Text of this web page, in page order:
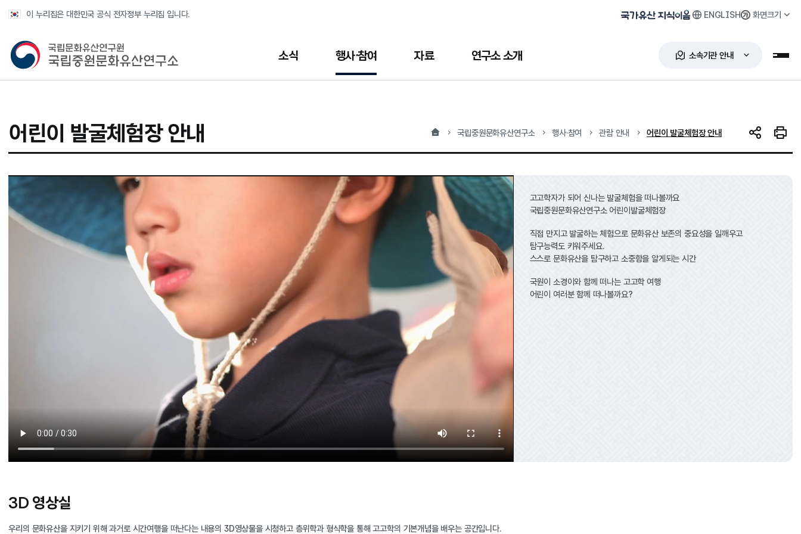
이 누리집은 대한민국 공식 전자정부 누리집 입니다.
국가유산 지식이음 ENGLISH 화면크기
국가유산청 국립중원문화유산연구소 소식 행사·참여 자료 연구소 소개 소속기관 안내 누리
어린이 발굴체험장 안내 홈 국립중원문화유산연구소 행사·참여 관람 안내 현재 위치
어린이 발굴체험장 안내 SNS 공유인쇄
고고학자가 되어 신나는 발굴체험을 떠나볼까요
국립중원문화유산연구소 어린이발굴체험장
직접 만지고 발굴하는 체험으로 문화유산 보존의 중요성을 일깨우고
탐구능력도 키워주세요.
스스로 문화유산을 탐구하고 소중함을 알게되는 시간
국원이 소경이와 함께 떠나는 고고학 여행
어린이 여러분 함께 떠나볼까요?
3D 영상실
우리의 문화유산을 지키기 위해 과거로 시간여행을 떠난다는 내용의 3D영상물을 시청하고 층위학과 형식학을 통해 고고학의 기본개념을 배우는 공간입니다.